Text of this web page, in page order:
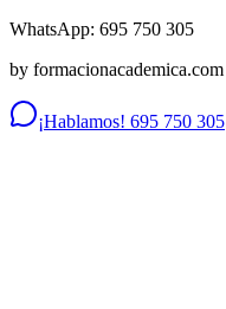
WhatsApp: 695 750 305
by formacionacademica.com
¡Hablamos! 695 750 305